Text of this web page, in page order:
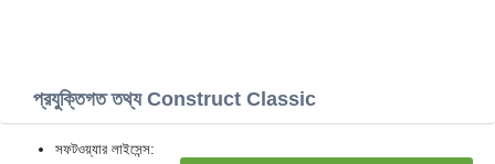
প্রযুক্তিগত তথ্য Construct Classic
সফটওয়্যার লাইসেন্স: